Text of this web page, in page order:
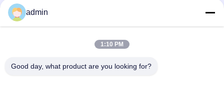
0086-551-65396351
admin
1:10 PM
Good day, what product are you looking for?